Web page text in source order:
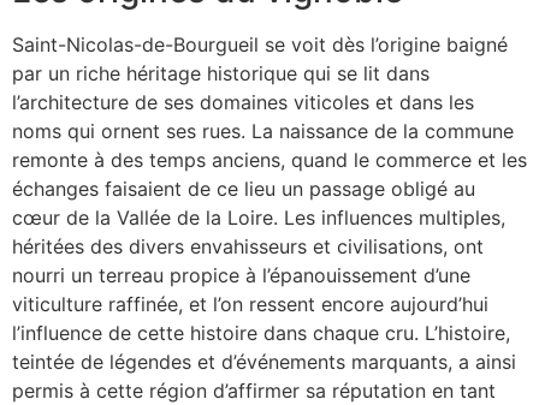
Saint-Nicolas-de-Bourgueil se voit dès l’origine baigné
par un riche héritage historique qui se lit dans
l’architecture de ses domaines viticoles et dans les
noms qui ornent ses rues. La naissance de la commune
remonte à des temps anciens, quand le commerce et les
échanges faisaient de ce lieu un passage obligé au
cœur de la Vallée de la Loire. Les influences multiples,
héritées des divers envahisseurs et civilisations, ont
nourri un terreau propice à l’épanouissement d’une
viticulture raffinée, et l’on ressent encore aujourd’hui
l’influence de cette histoire dans chaque cru. L’histoire,
teintée de légendes et d’événements marquants, a ainsi
permis à cette région d’affirmer sa réputation en tant